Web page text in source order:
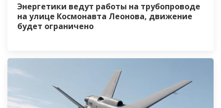
Энергетики ведут работы на трубопроводе
на улице Космонавта Леонова, движение
будет ограничено